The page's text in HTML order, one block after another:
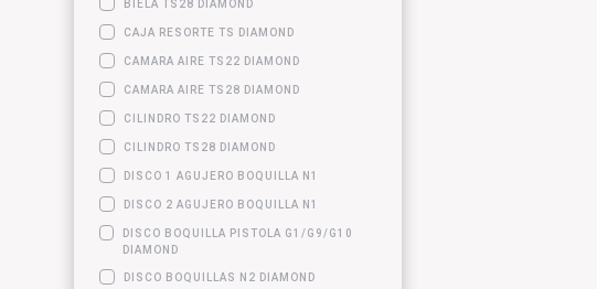
BIELA TS28 DIAMOND
CAJA RESORTE TS DIAMOND
CAMARA AIRE TS22 DIAMOND
CAMARA AIRE TS28 DIAMOND
CILINDRO TS22 DIAMOND
CILINDRO TS28 DIAMOND
DISCO 1 AGUJERO BOQUILLA N1
DISCO 2 AGUJERO BOQUILLA N1
DISCO BOQUILLA PISTOLA G1/G9/G10
DIAMOND
DISCO BOQUILLAS N2 DIAMOND